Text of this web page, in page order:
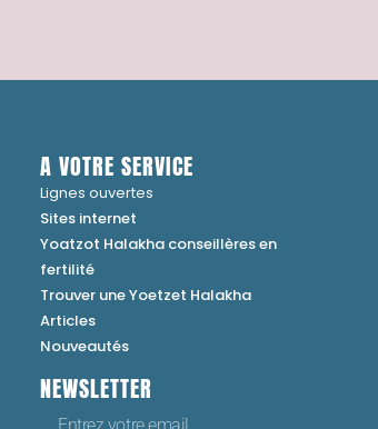
A VOTRE SERVICE
Lignes ouvertes
Sites internet
Yoatzot Halakha conseillères en
fertilité
Trouver une Yoetzet Halakha
Articles
Nouveautés
NEWSLETTER